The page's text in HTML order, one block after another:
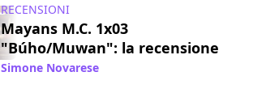
RECENSIONI
Mayans M.C. 1x03
"Búho/Muwan": la recensione
Simone Novarese